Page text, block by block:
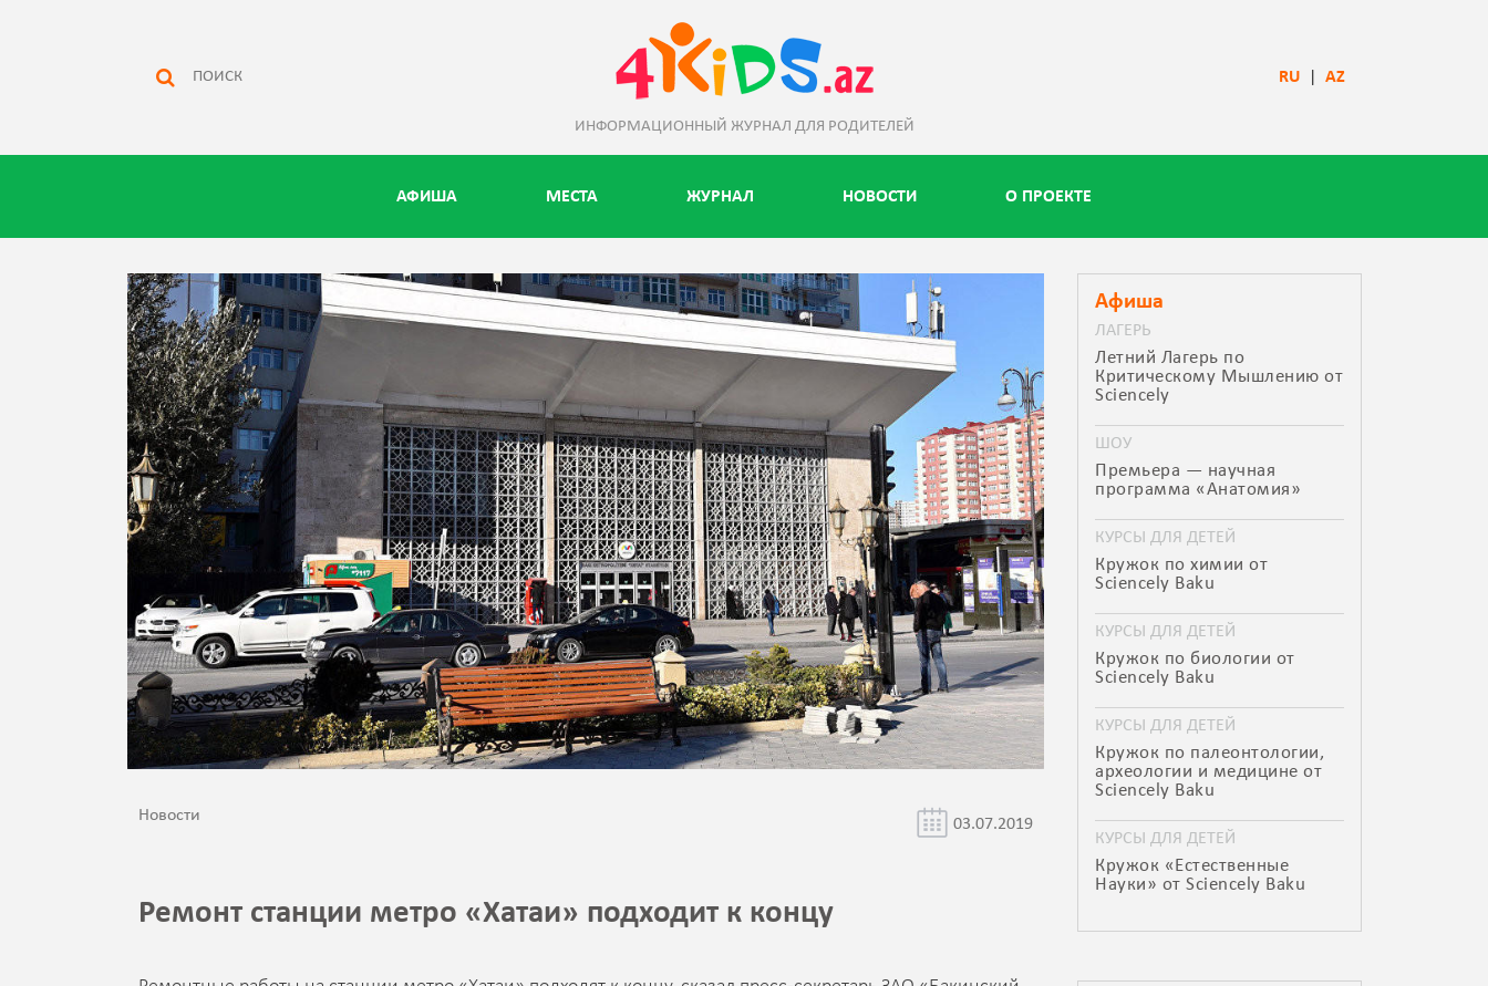
ИНФОРМАЦИОННЫЙ ЖУРНАЛ ДЛЯ РОДИТЕЛЕЙ
RU| AZ
АФИША МЕСТА ЖУРНАЛ НОВОСТИ О ПРОЕКТЕ
Новости 03.07.2019
Ремонт станции метро «Хатаи» подходит к концу
Афиша
ЛАГЕРЬ
Летний Лагерь по
Критическому Мышлению от
Sciencely
ШОУ
Премьера — научная
программа «Анатомия»
КУРСЫ ДЛЯ ДЕТЕЙ
Кружок по химии от
Sciencely Baku
КУРСЫ ДЛЯ ДЕТЕЙ
Кружок по биологии от
Sciencely Baku
КУРСЫ ДЛЯ ДЕТЕЙ
Кружок по палеонтологии,
археологии и медицине от
Sciencely Baku
КУРСЫ ДЛЯ ДЕТЕЙ
Кружок «Естественные
Науки» от Sciencely Baku